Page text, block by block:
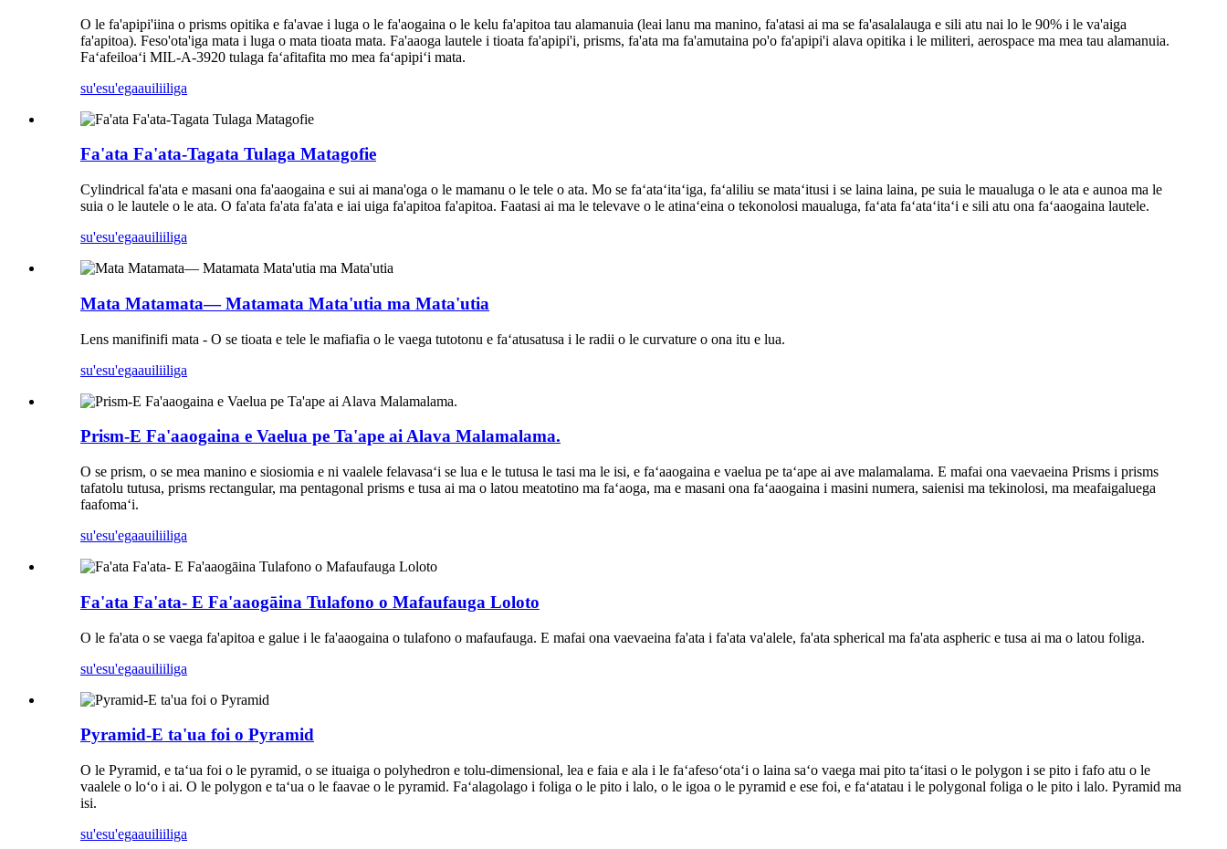
O le fa'apipi'iina o prisms opitika e fa'avae i luga o le fa'aogaina o le kelu fa'apitoa tau alamanuia (leai lanu ma manino, fa'atasi ai ma se fa'asalalauga e sili atu nai lo le 90% i le va'aiga
fa'apitoa). Feso'ota'iga mata i luga o mata tioata mata. Fa'aaoga lautele i tioata fa'apipi'i, prisms, fa'ata ma fa'amutaina po'o fa'apipi'i alava opitika i le militeri, aerospace ma mea tau alamanuia.
Faʻafeiloaʻi MIL-A-3920 tulaga faʻafitafita mo mea faʻapipiʻi mata.
su'esu'egaauiliiliga
Fa'ata Fa'ata-Tagata Tulaga Matagofie
Cylindrical fa'ata e masani ona fa'aaogaina e sui ai mana'oga o le mamanu o le tele o ata. Mo se faʻataʻitaʻiga, faʻaliliu se mataʻitusi i se laina laina, pe suia le maualuga o le ata e aunoa ma le
suia o le lautele o le ata. O fa'ata fa'ata fa'ata e iai uiga fa'apitoa fa'apitoa. Faatasi ai ma le televave o le atinaʻeina o tekonolosi maualuga, faʻata faʻataʻitaʻi e sili atu ona faʻaaogaina lautele.
su'esu'egaauiliiliga
Mata Matamata— Matamata Mata'utia ma Mata'utia
Lens manifinifi mata - O se tioata e tele le mafiafia o le vaega tutotonu e faʻatusatusa i le radii o le curvature o ona itu e lua.
su'esu'egaauiliiliga
Prism-E Fa'aaogaina e Vaelua pe Ta'ape ai Alava Malamalama.
O se prism, o se mea manino e siosiomia e ni vaalele felavasaʻi se lua e le tutusa le tasi ma le isi, e faʻaaogaina e vaelua pe taʻape ai ave malamalama. E mafai ona vaevaeina Prisms i prisms
tafatolu tutusa, prisms rectangular, ma pentagonal prisms e tusa ai ma o latou meatotino ma faʻaoga, ma e masani ona faʻaaogaina i masini numera, saienisi ma tekinolosi, ma meafaigaluega
faafomaʻi.
su'esu'egaauiliiliga
Fa'ata Fa'ata- E Fa'aaogāina Tulafono o Mafaufauga Loloto
O le fa'ata o se vaega fa'apitoa e galue i le fa'aaogaina o tulafono o mafaufauga. E mafai ona vaevaeina fa'ata i fa'ata va'alele, fa'ata spherical ma fa'ata aspheric e tusa ai ma o latou foliga.
su'esu'egaauiliiliga
Pyramid-E ta'ua foi o Pyramid
O le Pyramid, e taʻua foi o le pyramid, o se ituaiga o polyhedron e tolu-dimensional, lea e faia e ala i le faʻafesoʻotaʻi o laina saʻo vaega mai pito taʻitasi o le polygon i se pito i fafo atu o le
vaalele o loʻo i ai. O le polygon e taʻua o le faavae o le pyramid. Faʻalagolago i foliga o le pito i lalo, o le igoa o le pyramid e ese foi, e faʻatatau i le polygonal foliga o le pito i lalo. Pyramid ma
isi.
su'esu'egaauiliiliga